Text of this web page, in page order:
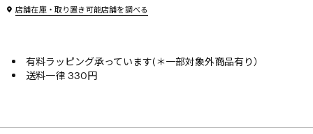
店舗在庫・取り置き可能店舗を調べる
有料ラッピング承っています(＊一部対象外商品有り）
送料一律 330円